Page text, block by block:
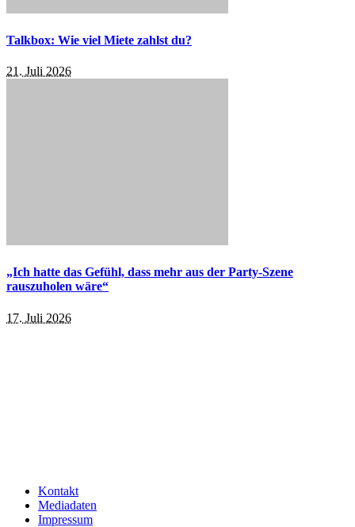
Talkbox: Wie viel Miete zahlst du?
21. Juli 2026
„Ich hatte das Gefühl, dass mehr aus der Party-Szene
rauszuholen wäre“
17. Juli 2026
Kontakt
Mediadaten
Impressum